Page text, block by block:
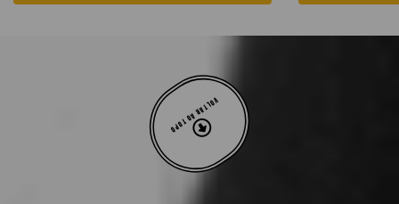
VOLTAR AO TOPO